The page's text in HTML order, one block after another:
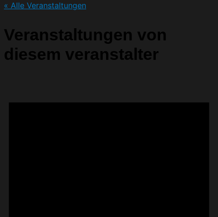
« Alle Veranstaltungen
Veranstaltungen von
diesem veranstalter